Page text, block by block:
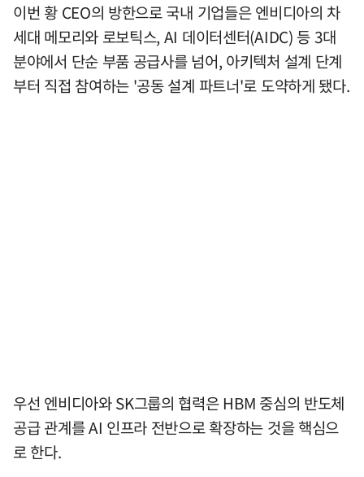
이번 황 CEO의 방한으로 국내 기업들은 엔비디아의 차
세대 메모리와 로보틱스, AI 데이터센터(AIDC) 등 3대
분야에서 단순 부품 공급사를 넘어, 아키텍처 설계 단계
부터 직접 참여하는 '공동 설계 파트너'로 도약하게 됐다.
우선 엔비디아와 SK그룹의 협력은 HBM 중심의 반도체
공급 관계를 AI 인프라 전반으로 확장하는 것을 핵심으
로 한다.